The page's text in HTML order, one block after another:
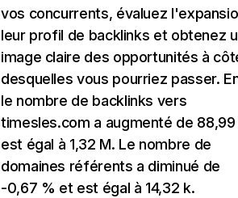
vos concurrents, évaluez
leur profil de backlinks et obtenez
image claire des opportunités à
desquelles vous pourriez passer.
le nombre de backlinks vers
timesles.com a augmenté de
est égal à 1,32 M. Le nombre de
domaines référents a diminué de
-0,67 % et est égal à 14,32 k.